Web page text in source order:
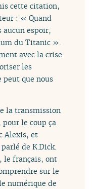
cette citation,
: « Quand
aucun espoir,
du Titanic ».
avec la crise
les
que nous
la transmission
pour le coup ça
Alexis, et
de K.Dick.
le français, ont
sur le
numérique de